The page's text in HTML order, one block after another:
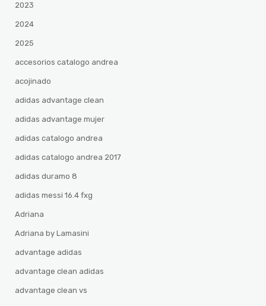
2023
2024
2025
accesorios catalogo andrea
acojinado
adidas advantage clean
adidas advantage mujer
adidas catalogo andrea
adidas catalogo andrea 2017
adidas duramo 8
adidas messi 16.4 fxg
Adriana
Adriana by Lamasini
advantage adidas
advantage clean adidas
advantage clean vs